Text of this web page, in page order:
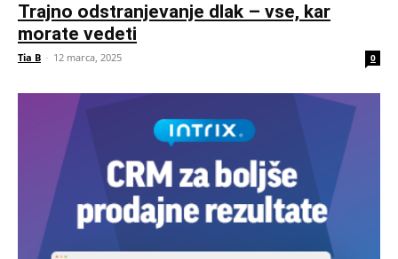
Trajno odstranjevanje dlak – vse, kar
morate vedeti
Tia B - 12 marca, 2025 0